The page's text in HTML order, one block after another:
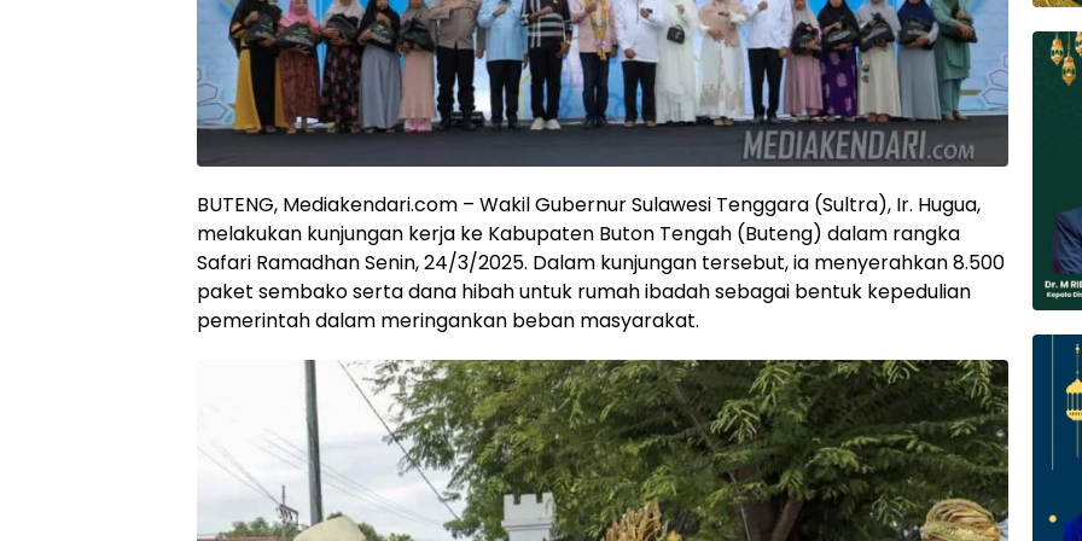
BUTENG, Mediakendari.com – Wakil Gubernur Sulawesi Tenggara (Sultra), Ir. Hugua,
melakukan kunjungan kerja ke Kabupaten Buton Tengah (Buteng) dalam rangka
Safari Ramadhan Senin, 24/3/2025. Dalam kunjungan tersebut, ia menyerahkan 8.500
paket sembako serta dana hibah untuk rumah ibadah sebagai bentuk kepedulian
pemerintah dalam meringankan beban masyarakat.